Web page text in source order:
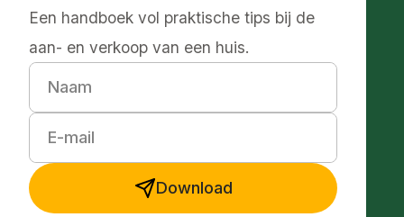
Een handboek vol praktische tips bij de
aan- en verkoop van een huis.
Naam
E-mail
Download